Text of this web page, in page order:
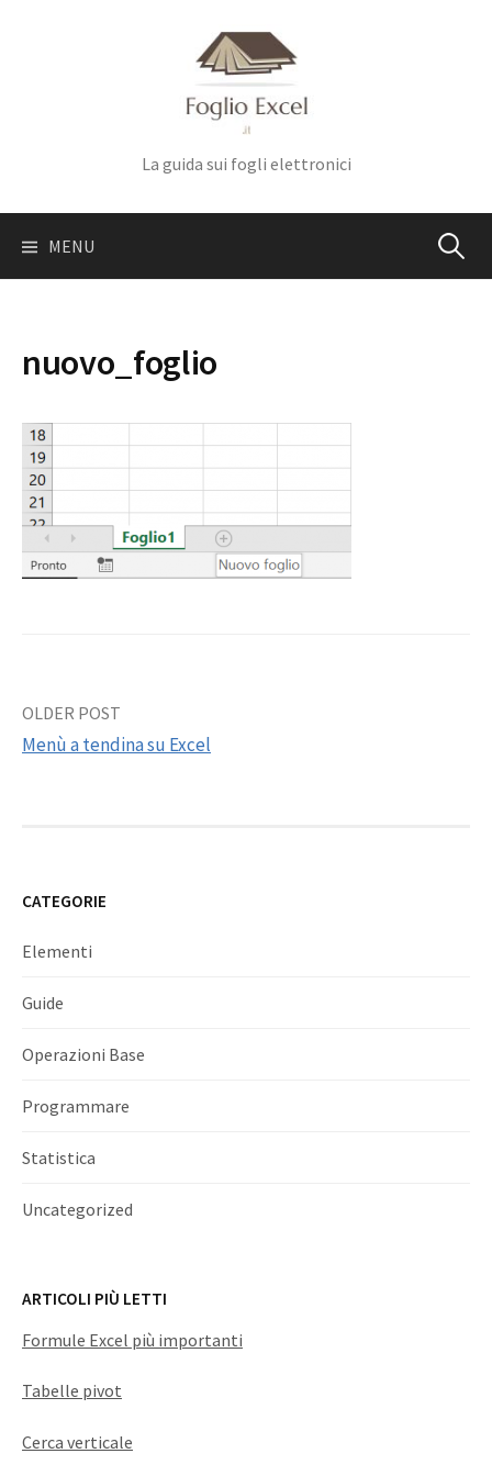
La guida sui fogli elettronici
MENU Ricerca
nuovo_foglio
Post
OLDER POST
Menù a tendina su Excel
CATEGORIE
Elementi
Guide
Operazioni Base
Programmare
Statistica
Uncategorized
ARTICOLI PIÙ LETTI
Formule Excel più importanti
Tabelle pivot
Cerca verticale